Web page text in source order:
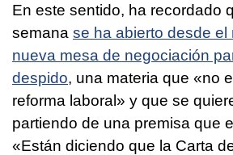
En este sentido, ha recordado
semana se ha abierto desde el
nueva mesa de negociación
despido, una materia que «no
reforma laboral» y que se
partiendo de una premisa que
«Están diciendo que la Carta